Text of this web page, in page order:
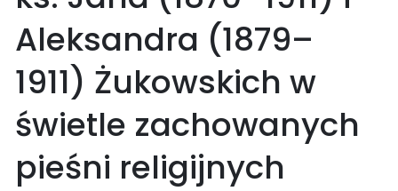
Aleksandra (1879–
1911) Żukowskich w
świetle zachowanych
pieśni religijnych